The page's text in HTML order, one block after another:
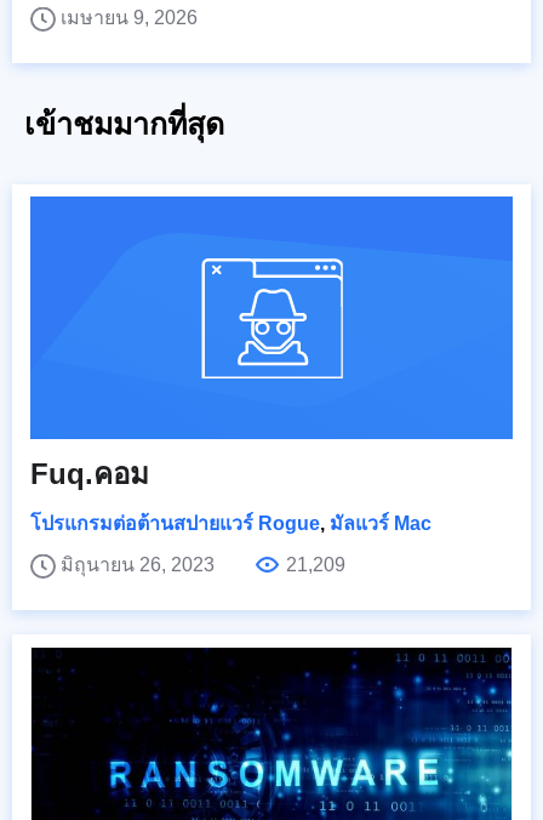
เมษายน 9, 2026
เข้าชมมากที่สุด
Fuq.คอม
โปรแกรมต่อต้านสปายแวร์ Rogue, มัลแวร์ Mac
มิถุนายน 26, 2023
21,209